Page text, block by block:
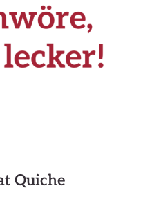
Quiche